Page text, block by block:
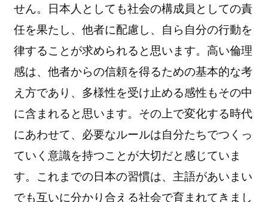
せん。日本人としても社会の構成員としての責
任を果たし、他者に配慮し、自ら自分の行動を
律することが求められると思います。高い倫理
感は、他者からの信頼を得るための基本的な考
え方であり、多様性を受け止める感性もその中
に含まれると思います。その上で変化する時代
にあわせて、必要なルールは自分たちでつくっ
ていく意識を持つことが大切だと感じていま
す。これまでの日本の習慣は、主語があいまい
でも互いに分かり合える社会で育まれてきまし